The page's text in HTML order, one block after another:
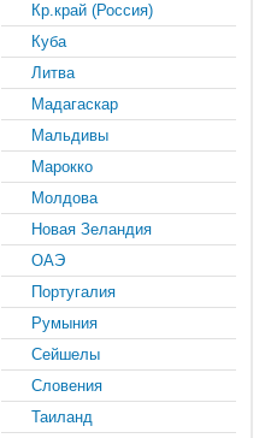
Кр.край (Россия)
Куба
Литва
Мадагаскар
Мальдивы
Марокко
Молдова
Новая Зеландия
ОАЭ
Португалия
Румыния
Сейшелы
Словения
Таиланд